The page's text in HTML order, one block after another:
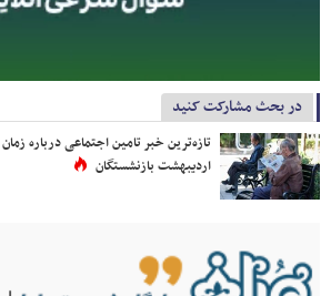
در بحث مشارکت کنید
تازه‌ترین خبر تامین اجتماعی درباره
اردیبهشت بازنشستگان